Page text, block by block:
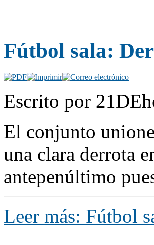
Fútbol sala:
Escrito por
El conjunto
una clara derrota
antepenúltimo
Leer más: Fútbol